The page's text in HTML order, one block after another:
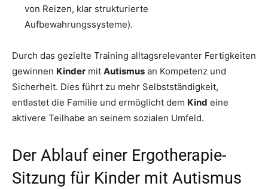
von Reizen, klar strukturierte
Aufbewahrungssysteme).
Durch das gezielte Training alltagsrelevanter Fertigkeiten
gewinnen Kinder mit Autismus an Kompetenz und
Sicherheit. Dies führt zu mehr Selbstständigkeit,
entlastet die Familie und ermöglicht dem Kind eine
aktivere Teilhabe an seinem sozialen Umfeld.
Der Ablauf einer Ergotherapie-
Sitzung für Kinder mit Autismus